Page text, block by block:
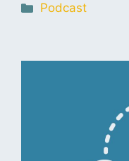
Podcast